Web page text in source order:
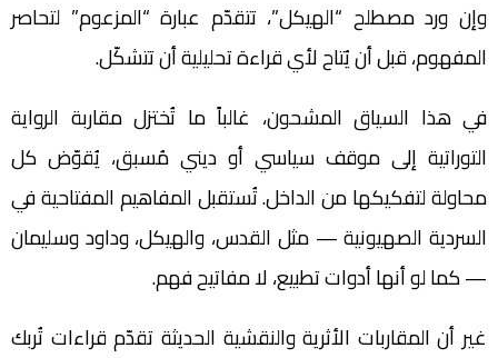
وإن ورد مصطلح “الهيكل”، تتقدّم عبارة “المزعوم” لتحاصر
المفهوم، قبل أن يُتاح لأي قراءة تحليلية أن تتشكّل.
في هذا السياق المشحون، غالباً ما تُختزل مقاربة الرواية
التوراتية إلى موقف سياسي أو ديني مُسبق، يُقوّض كل
محاولة لتفكيكها من الداخل. تُستقبل المفاهيم المفتاحية في
السردية الصهيونية — مثل القدس، والهيكل، وداود وسليمان
— كما لو أنها أدوات تطبيع، لا مفاتيح فهم.
غير أن المقاربات الأثرية والنقشية الحديثة تقدّم قراءات تُربك